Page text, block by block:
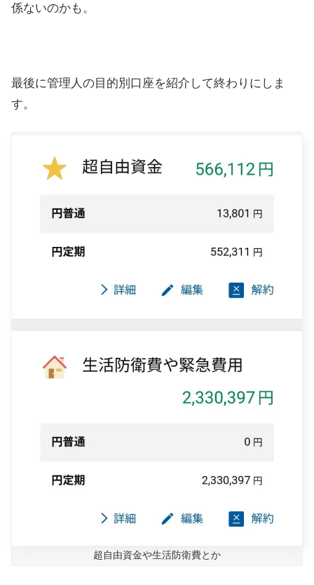
係ないのかも。
最後に管理人の目的別口座を紹介して終わりにしま
す。
超自由資金や生活防衛費とか